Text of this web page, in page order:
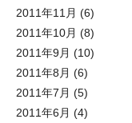
2011年11月 (6)
2011年10月 (8)
2011年9月 (10)
2011年8月 (6)
2011年7月 (5)
2011年6月 (4)